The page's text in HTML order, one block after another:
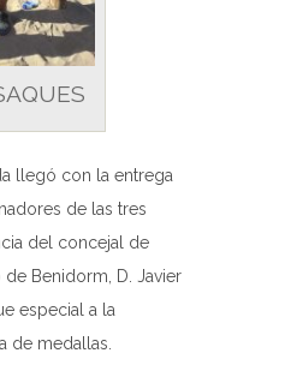
llegó con la entrega
de las tres
del concejal de
Benidorm, D. Javier
especial a la
de medallas.